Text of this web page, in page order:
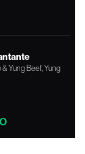
Yung Beef, Yung